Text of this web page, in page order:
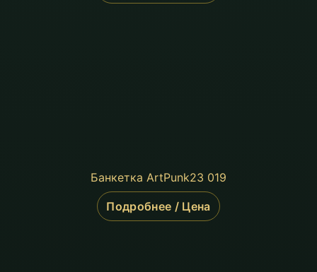
Банкетка ArtPunk23 019
Подробнее / Цена